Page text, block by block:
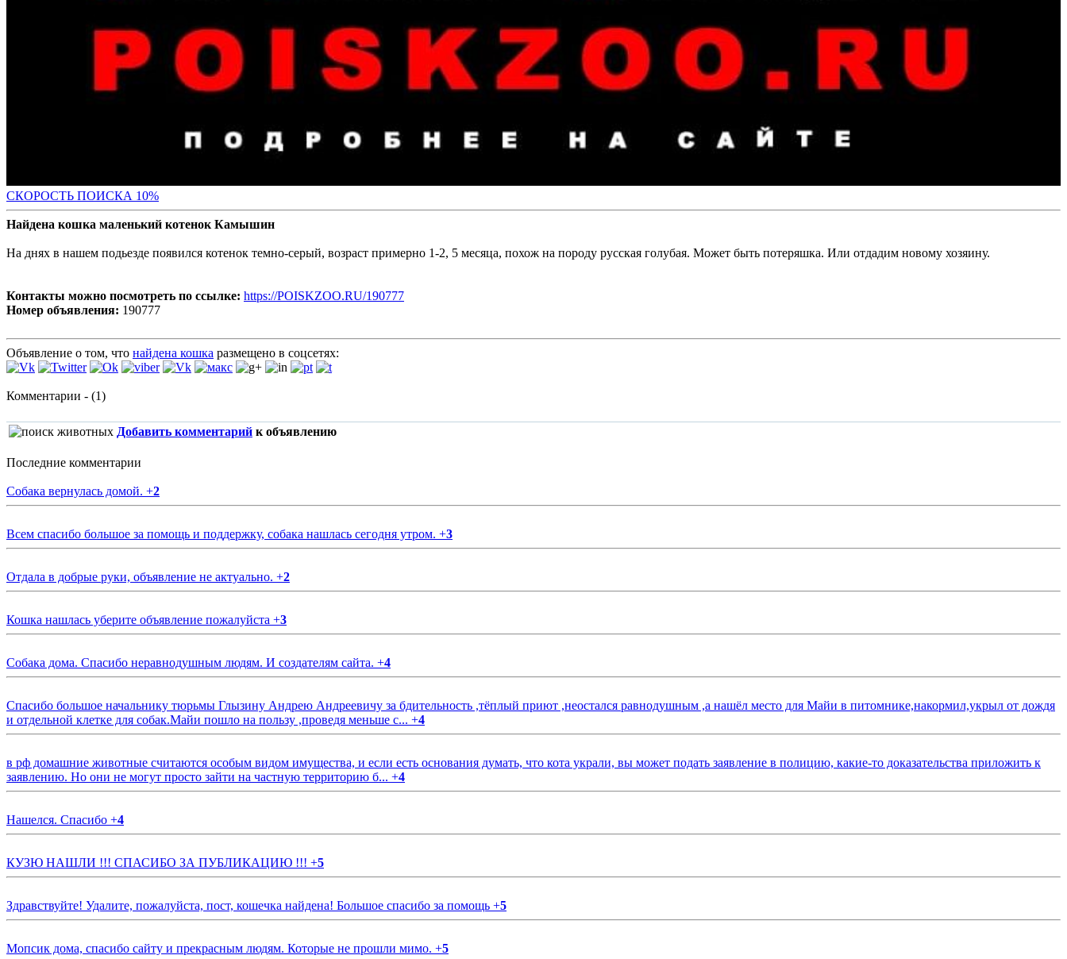
СКОРОСТЬ ПОИСКА 10%
Найдена кошка маленький котенок Камышин
На днях в нашем подьезде появился котенок темно-серый, возраст примерно 1-2, 5 месяца, похож на породу русская голубая. Может быть потеряшка. Или отдадим новому хозяину.
Контакты можно посмотреть по ссылке: https://POISKZOO.RU/190777
Номер объявления: 190777
Объявление о том, что найдена кошка размещено в соцсетях:
Комментарии - (1)
Добавить комментарий к объявлению
Последние комментарии
Собака вернулась домой. +2
Всем спасибо большое за помощь и поддержку, собака нашлась сегодня утром. +3
Отдала в добрые руки, объявление не актуально. +2
Кошка нашлась уберите объявление пожалуйста +3
Собака дома. Спасибо неравнодушным людям. И создателям сайта. +4
Спасибо большое начальнику тюрьмы Глызину Андрею Андреевичу за бдительность ,тёплый приют ,неостался равнодушным ,а нашёл место для Майи в питомнике,накормил,укрыл от дождя
и отдельной клетке для собак.Майи пошло на пользу ,проведя меньше с... +4
в рф домашние животные считаются особым видом имущества, и если есть основания думать, что кота украли, вы может подать заявление в полицию, какие-то доказательства приложить к
заявлению. Но они не могут просто зайти на частную территорию б... +4
Нашелся. Спасибо +4
КУЗЮ НАШЛИ !!! СПАСИБО ЗА ПУБЛИКАЦИЮ !!! +5
Здравствуйте! Удалите, пожалуйста, пост, кошечка найдена! Большое спасибо за помощь +5
Мопсик дома, спасибо сайту и прекрасным людям. Которые не прошли мимо. +5